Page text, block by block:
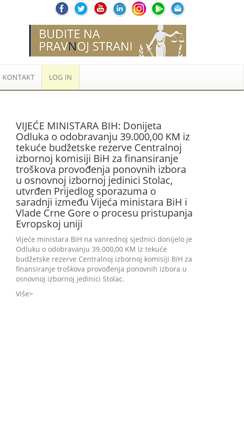
KONTAKT LOG IN
VIJEĆE MINISTARA BIH: Donijeta
Odluka o odobravanju 39.000,00 KM iz
tekuće budžetske rezerve Centralnoj
izbornoj komisiji BiH za finansiranje
troškova provođenja ponovnih izbora
u osnovnoj izbornoj jedinici Stolac,
utvrđen Prijedlog sporazuma o
saradnji između Vijeća ministara BiH i
Vlade Crne Gore o procesu pristupanja
Evropskoj uniji
Vijeće ministara BiH na vanrednoj sjednici donijelo je
Odluku o odobravanju 39.000,00 KM iz tekuće
budžetske rezerve Centralnoj izbornoj komisiji BiH za
finansiranje troškova provođenja ponovnih izbora u
osnovnoj izbornoj jedinici Stolac.
Više